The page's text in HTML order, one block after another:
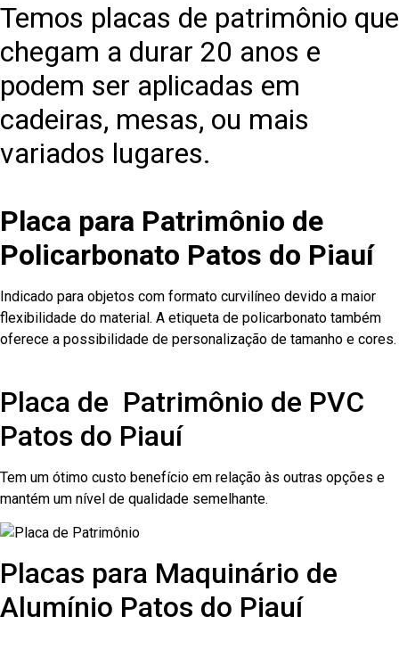
Temos placas de patrimônio que
chegam a durar 20 anos e
podem ser aplicadas em
cadeiras, mesas, ou mais
variados lugares.
Placa para Patrimônio de
Policarbonato Patos do Piauí
Indicado para objetos com formato curvilíneo devido a maior
flexibilidade do material. A etiqueta de policarbonato também
oferece a possibilidade de personalização de tamanho e cores.
Placa de Patrimônio de PVC
Patos do Piauí
Tem um ótimo custo benefício em relação às outras opções e
mantém um nível de qualidade semelhante.
Placas para Maquinário de
Alumínio Patos do Piauí